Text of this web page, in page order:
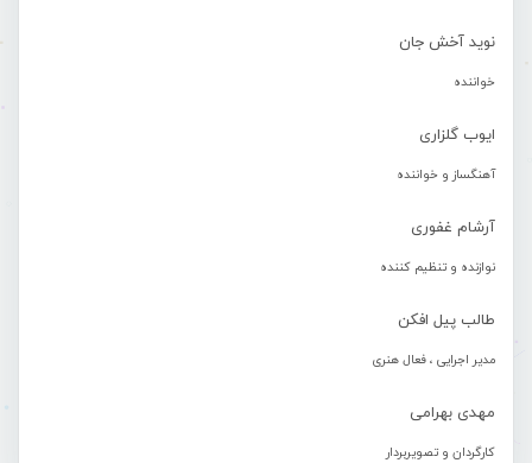
نوید آخش جان
خواننده
ایوب گلزاری
آهنگساز و خواننده
آرشام غفوری
نوازنده و تنظیم کننده
طالب پیل افکن
مدیر اجرایی ، فعال هنری
مهدی بهرامی
کارگردان و تصویربردار